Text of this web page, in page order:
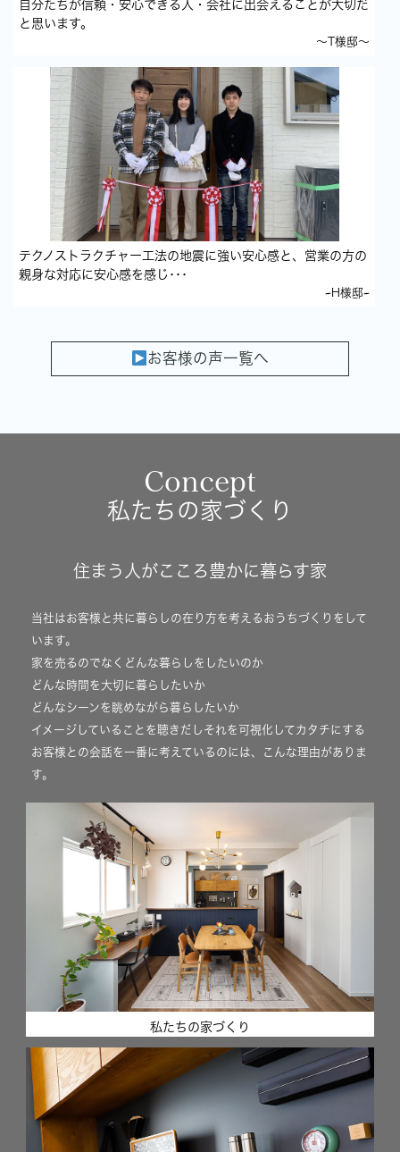
自分たちが信頼・安心できる人・会社に出会えることが大切だ
と思います。
～T様邸～
テクノストラクチャー工法の地震に強い安心感と、営業の方の
親身な対応に安心感を感じ･･･
~H様邸~
お客様の声一覧へ
Concept
私たちの家づくり
住まう人がこころ豊かに暮らす家
当社はお客様と共に暮らしの在り方を考えるおうちづくりをして
います。
家を売るのでなくどんな暮らしをしたいのか
どんな時間を大切に暮らしたいか
どんなシーンを眺めながら暮らしたいか
イメージしていることを聴きだしそれを可視化してカタチにする
お客様との会話を一番に考えているのには、こんな理由がありま
す。
私たちの家づくり